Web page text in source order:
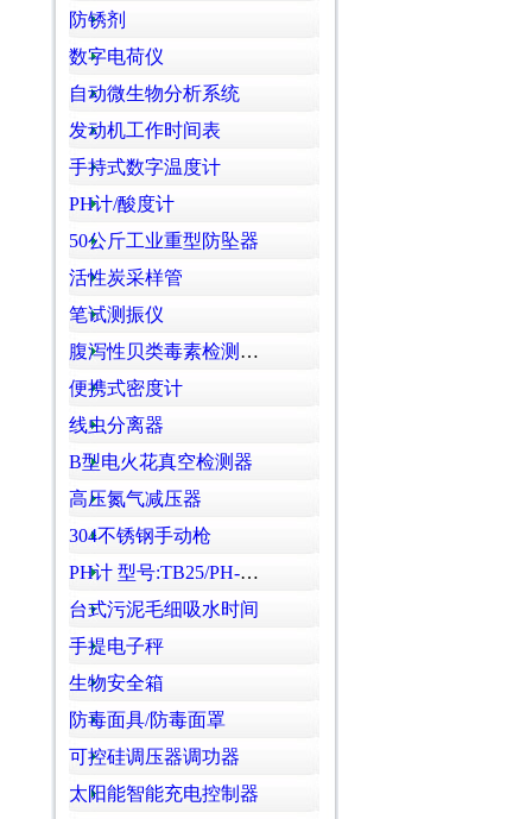
防锈剂
数字电荷仪
自动微生物分析系统
发动机工作时间表
手持式数字温度计
PH计/酸度计
50公斤工业重型防坠器
活性炭采样管
笔试测振仪
腹泻性贝类毒素检测试剂盒
便携式密度计
线虫分离器
B型电火花真空检测器
高压氮气减压器
304不锈钢手动枪
PH计 型号:TB25/PH-108库号：M238041
台式污泥毛细吸水时间
手提电子秤
生物安全箱
防毒面具/防毒面罩
可控硅调压器调功器
太阳能智能充电控制器